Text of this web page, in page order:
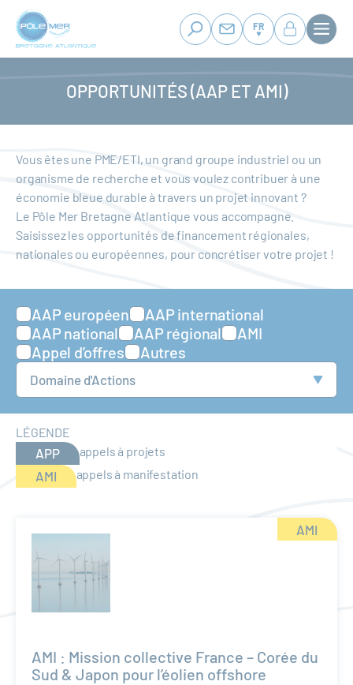
Panneau de gestion des cookies
Aller
contenu
FR
OPPORTUNITÉS (AAP ET AMI)
Vous êtes une PME/ETI, un grand groupe industriel ou un
organisme de recherche et vous voulez contribuer à une
économie bleue durable à travers un projet innovant ?
Le Pôle Mer Bretagne Atlantique vous accompagne.
Saisissez les opportunités de financement régionales,
nationales ou européennes, pour concrétiser votre projet !
AAP européen
AAP international
AAP national
AAP régional
AMI
Appel d’offres
Autres
Domaine
LÉGENDE
APP appels à projets
AMI appels à manifestation
AMI
AMI : Mission collective France – Corée du
Sud & Japon pour l’éolien offshore